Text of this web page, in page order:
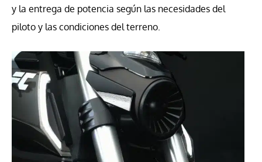
y la entrega de potencia según las necesidades del
piloto y las condiciones del terreno.